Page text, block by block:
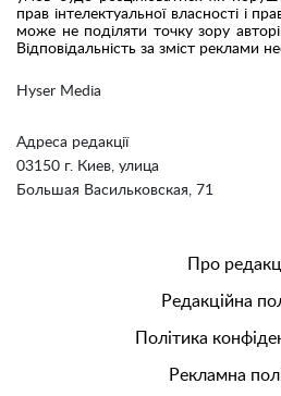
Hyser Media
Адреса редакції
03150 г. Киев, улица
Большая Васильковская, 71
прав інтелектуальної власності і
може не поділяти точку зору
Відповідальність за зміст реклами
Про
Редакційна
Політика
Рекламна